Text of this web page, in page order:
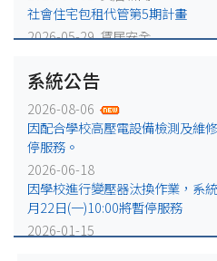
社會住宅包租代管第5期計畫
2026-05-29 賃居安全
2026-05-25 賃居安全
賃居退租注意事項
2026-05-18 賃居新聞
校外租屋租金補貼宣導公告
系統公告
2026-08-06
因配合學校高壓電設備檢測及維
停服務。
2026-06-18
因學校進行變壓器汰換作業，系
月22日(一)10:00將暫停服務
2026-01-15